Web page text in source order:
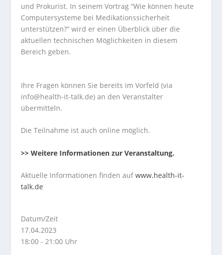
und Prokurist. In seinem Vortrag “Wie können heute
Computersysteme bei Medikationssicherheit
unterstützen?” wird er einen Überblick über die
aktuellen technischen Möglichkeiten in diesem
Bereich geben.
Ihre Fragen können Sie bereits im Vorfeld (via
info@health-it-talk.de) an den Veranstalter
übermitteln.
Die Teilnahme ist auch online möglich.
>> Weitere Informationen zur Veranstaltung.
Aktuelle Informationen finden aufwww.health-it-
talk.de
Datum/Zeit
17.04.2023
18:00 - 21:00 Uhr